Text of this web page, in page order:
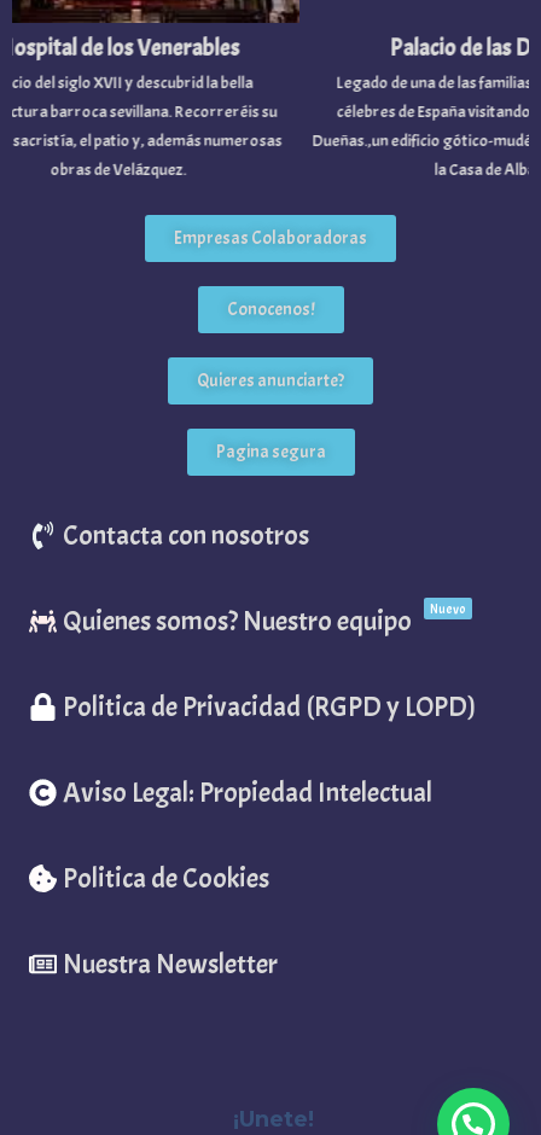
Palacio de las
Legado de una de las familias
célebres de España visitando el
Dueñas.,un edificio gótico-mudéjar
la Casa de Alba.
de los Venerables
del siglo XVII y descubrid la bella
barroca sevillana. Recorreréis su
el patio y, además numerosas
obras de Velázquez.
Empresas Colaboradoras
Conocenos!
Quieres anunciarte?
Pagina segura
Contacta con nosotros
Quienes somos? Nuestro equipo Nuevo
Politica de Privacidad (RGPD y LOPD)
Aviso Legal: Propiedad Intelectual
Politica de Cookies
Nuestra Newsletter
¡Unete!